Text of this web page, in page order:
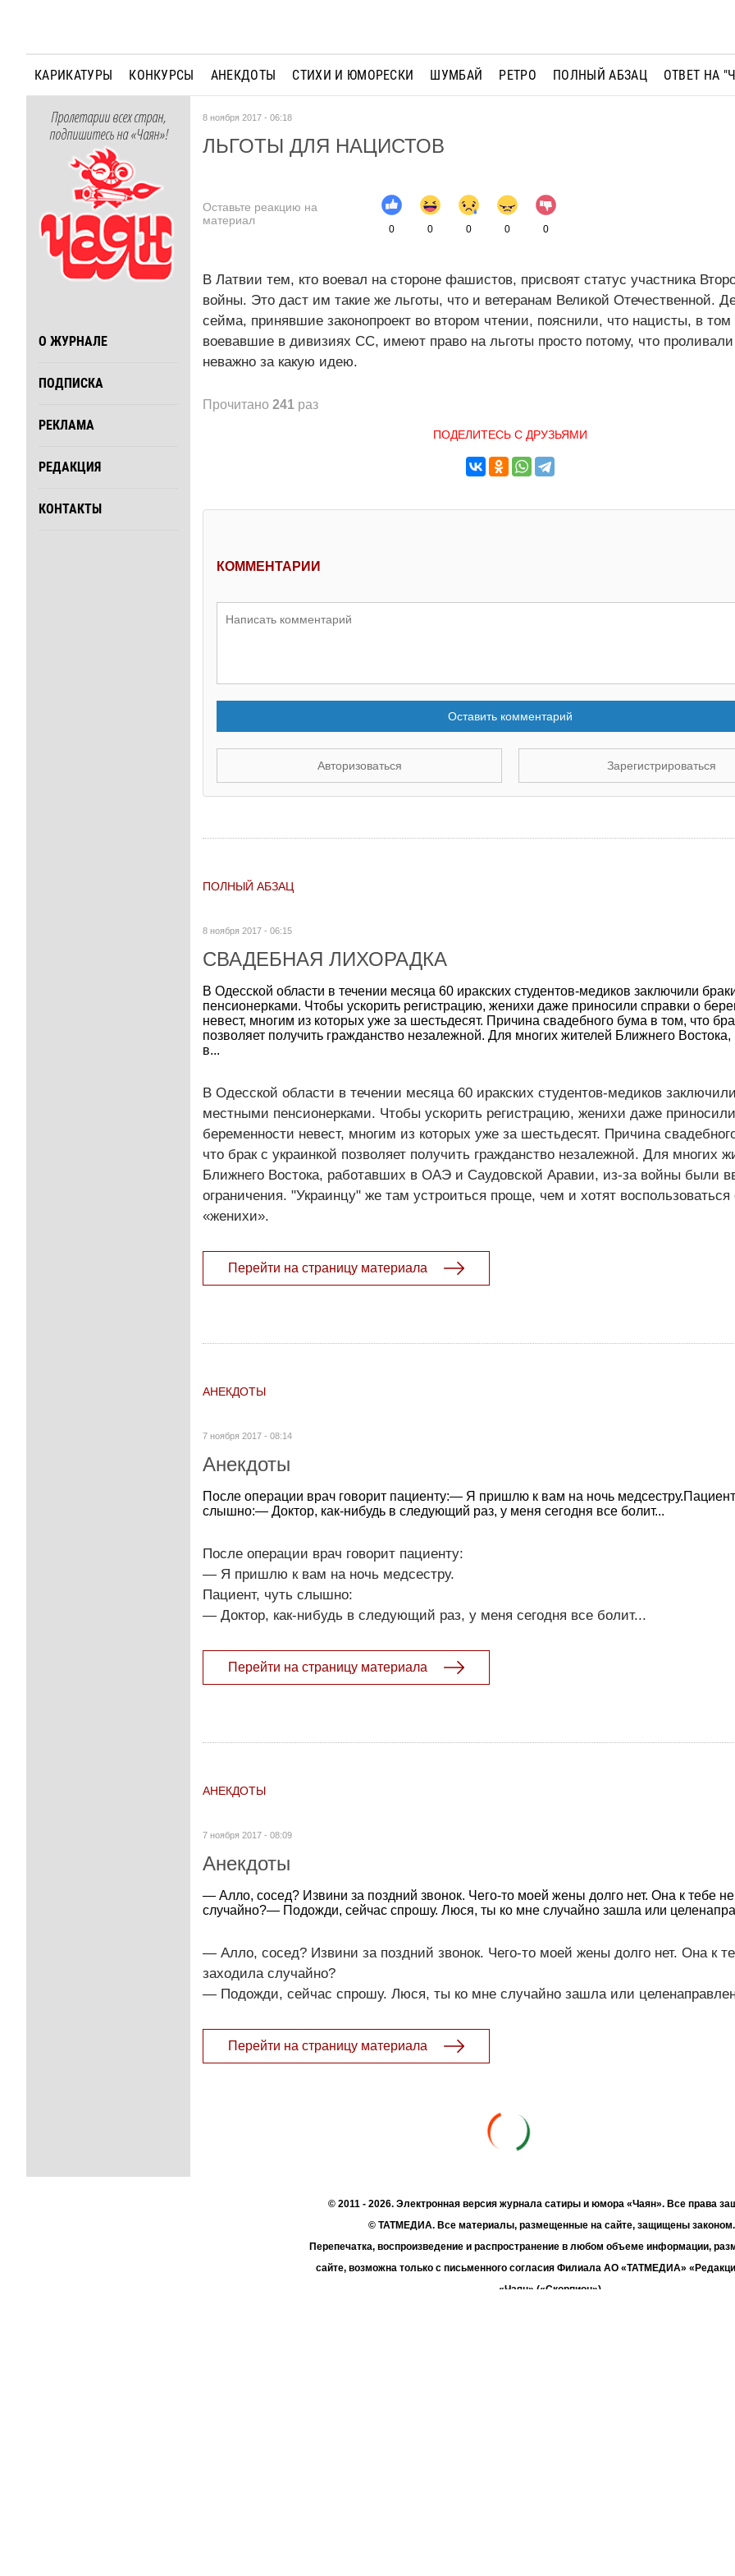
КАРИКАТУРЫ КОНКУРСЫ АНЕКДОТЫ СТИХИ И ЮМОРЕСКИ ШУМБАЙ РЕТРО ПОЛНЫЙ АБЗАЦ ОТВЕТ НА
Пролетарии всех стран,
подпишитесь на «Чаян»!
О ЖУРНАЛЕ
ПОДПИСКА
РЕКЛАМА
РЕДАКЦИЯ
КОНТАКТЫ
8 ноября 2017 - 06:18
ЛЬГОТЫ ДЛЯ НАЦИСТОВ
Оставьте реакцию на
материал
0 0 0 0 0
В Латвии тем, кто воевал на стороне фашистов, присвоят статус участника
войны. Это даст им такие же льготы, что и ветеранам Великой Отечественной.
сейма, принявшие законопроект во втором чтении, пояснили, что нацисты, в
воевавшие в дивизиях СС, имеют право на льготы просто потому, что
неважно за какую идею.
Прочитано 241 раз
ПОДЕЛИТЕСЬ С ДРУЗЬЯМИ
КОММЕНТАРИИ
Оставить комментарий
Авторизоваться Зарегистрироваться
ПОЛНЫЙ АБЗАЦ
8 ноября 2017 - 06:15
СВАДЕБНАЯ ЛИХОРАДКА
В Одесской области в течении месяца 60 иракских студентов-медиков заключили
пенсионерками. Чтобы ускорить регистрацию, женихи даже приносили справки о
невест, многим из которых уже за шестьдесят. Причина свадебного бума в том, что
позволяет получить гражданство незалежной. Для многих жителей Ближнего
в...
В Одесской области в течении месяца 60 иракских студентов-медиков
местными пенсионерками. Чтобы ускорить регистрацию, женихи даже
беременности невест, многим из которых уже за шестьдесят. Причина
что брак с украинкой позволяет получить гражданство незалежной. Для многих
Ближнего Востока, работавших в ОАЭ и Саудовской Аравии, из-за войны были
ограничения. "Украинцу" же там устроиться проще, чем и хотят воспользоваться
«женихи».
Перейти на страницу материала
АНЕКДОТЫ
7 ноября 2017 - 08:14
Анекдоты
После операции врач говорит пациенту:— Я пришлю к вам на ночь
слышно:— Доктор, как-нибудь в следующий раз, у меня сегодня все болит...
После операции врач говорит пациенту:
— Я пришлю к вам на ночь медсестру.
Пациент, чуть слышно:
— Доктор, как-нибудь в следующий раз, у меня сегодня все болит...
Перейти на страницу материала
АНЕКДОТЫ
7 ноября 2017 - 08:09
Анекдоты
— Алло, сосед? Извини за поздний звонок. Чего-то моей жены долго нет. Она к тебе
случайно?— Подожди, сейчас спрошу. Люся, ты ко мне случайно зашла или
— Алло, сосед? Извини за поздний звонок. Чего-то моей жены долго нет. Она к
заходила случайно?
— Подожди, сейчас спрошу. Люся, ты ко мне случайно зашла или
Перейти на страницу материала
© 2011 - 2026. Электронная версия журнала сатиры и юмора «Чаян». Все права
© ТАТМЕДИА. Все материалы, размещенные на сайте, защищены законом.
Перепечатка, воспроизведение и распространение в любом объеме информации,
сайте, возможна только с письменного согласия Филиала АО «ТАТМЕДИА»
«Чаян» («Скорпион»).